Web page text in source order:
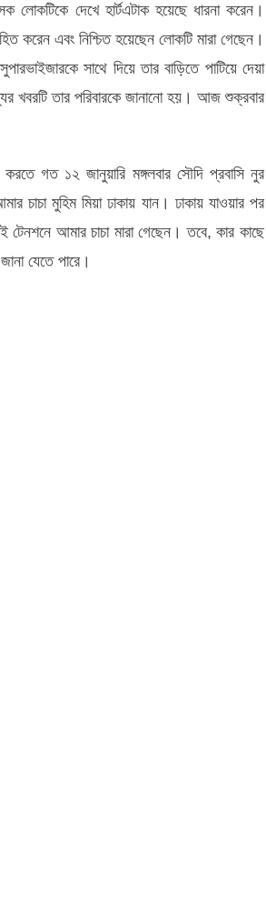
লোকটিকে দেখে হার্টএটাক হয়েছে ধারনা করেন।
করেন এবং নিশ্চিত হয়েছেন লোকটি মারা গেছেন।
সাথে দিয়ে তার বাড়িতে পাটিয়ে দেয়া
খবরটি তার পরিবারকে জানানো হয়। আজ শুক্রবার
গত ১২ জানুয়ারি মঙ্গলবার সৌদি প্রবাসি নুর
চাচা মুহিম মিয়া ঢাকায় যান। ঢাকায় যাওয়ার পর
টেনশনে আমার চাচা মারা গেছেন। তবে, কার কাছে
যেতে পারে।